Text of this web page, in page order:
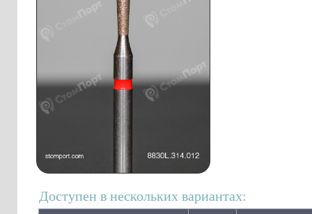
Доступен в нескольких вариантах: